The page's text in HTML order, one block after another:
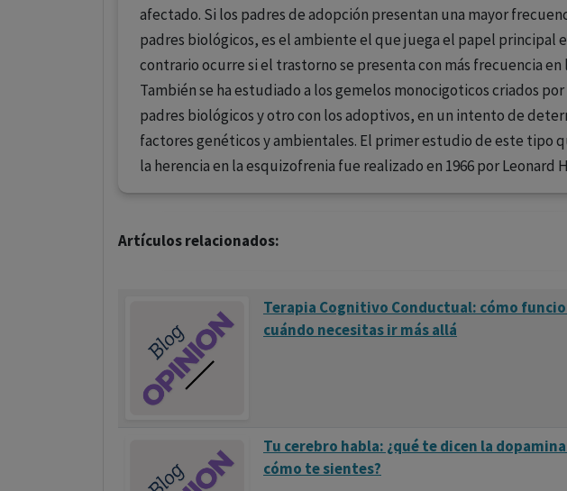
afectado. Si los padres de adopción presentan una mayor
padres biológicos, es el ambiente el que juega el papel principal
contrario ocurre si el trastorno se presenta con más frecuencia en
También se ha estudiado a los gemelos monocigoticos criados
padres biológicos y otro con los adoptivos, en un intento de
factores genéticos y ambientales. El primer estudio de este tipo
la herencia en la esquizofrenia fue realizado en 1966 por Leonard
Artículos relacionados:
Terapia Cognitivo Conductual: cómo
cuándo necesitas ir más allá
Tu cerebro habla: ¿qué te dicen la
cómo te sientes?